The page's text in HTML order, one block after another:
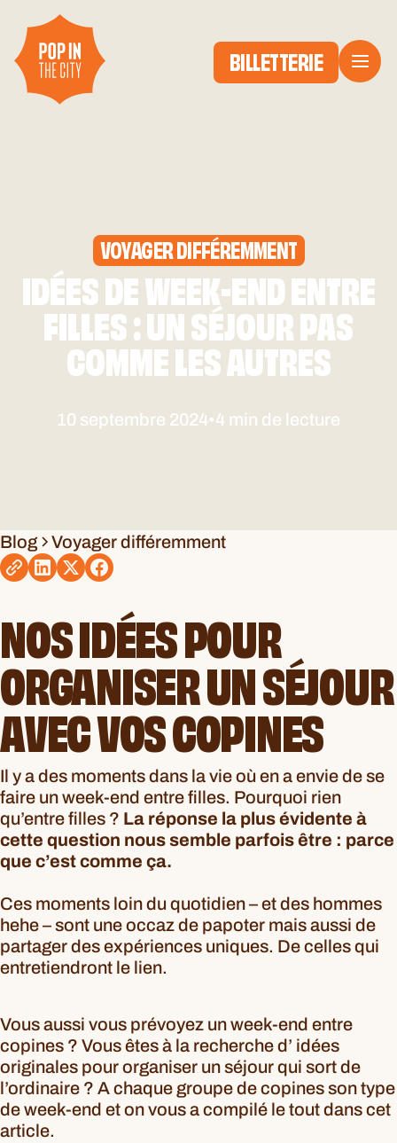
BILLETTERIE
VOYAGER DIFFÉREMMENT
IDÉES DE WEEK-END ENTRE
FILLES : UN SÉJOUR PAS
COMME LES AUTRES
10 septembre 2024•4 min de lecture
Blog Voyager différemment
NOS IDÉES POUR
ORGANISER UN SÉJOUR
AVEC VOS COPINES
Il y a des moments dans la vie où en a envie de se
faire un week-end entre filles. Pourquoi rien
qu’entre filles ? La réponse la plus évidente à
cette question nous semble parfois être : parce
que c’est comme ça.
Ces moments loin du quotidien – et des hommes
hehe – sont une occaz de papoter mais aussi de
partager des expériences uniques. De celles qui
entretiendront le lien.
Vous aussi vous prévoyez un week-end entre
copines ? Vous êtes à la recherche d’ idées
originales pour organiser un séjour qui sort de
l’ordinaire ? A chaque groupe de copines son type
de week-end et on vous a compilé le tout dans cet
article.